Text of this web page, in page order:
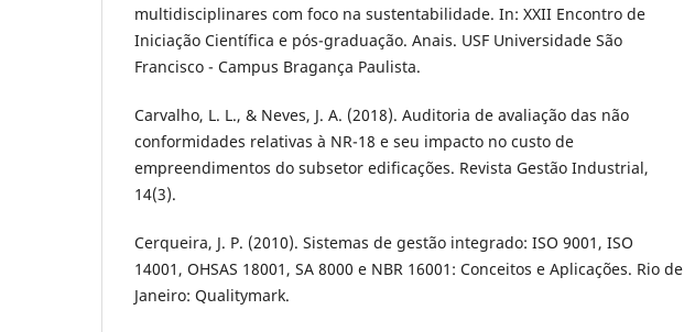
multidisciplinares com foco na sustentabilidade. In: XXII Encontro de
Iniciação Científica e pós-graduação. Anais. USF Universidade São
Francisco - Campus Bragança Paulista.
Carvalho, L. L., & Neves, J. A. (2018). Auditoria de avaliação das não
conformidades relativas à NR-18 e seu impacto no custo de
empreendimentos do subsetor edificações. Revista Gestão Industrial,
14(3).
Cerqueira, J. P. (2010). Sistemas de gestão integrado: ISO 9001, ISO
14001, OHSAS 18001, SA 8000 e NBR 16001: Conceitos e Aplicações. Rio de
Janeiro: Qualitymark.